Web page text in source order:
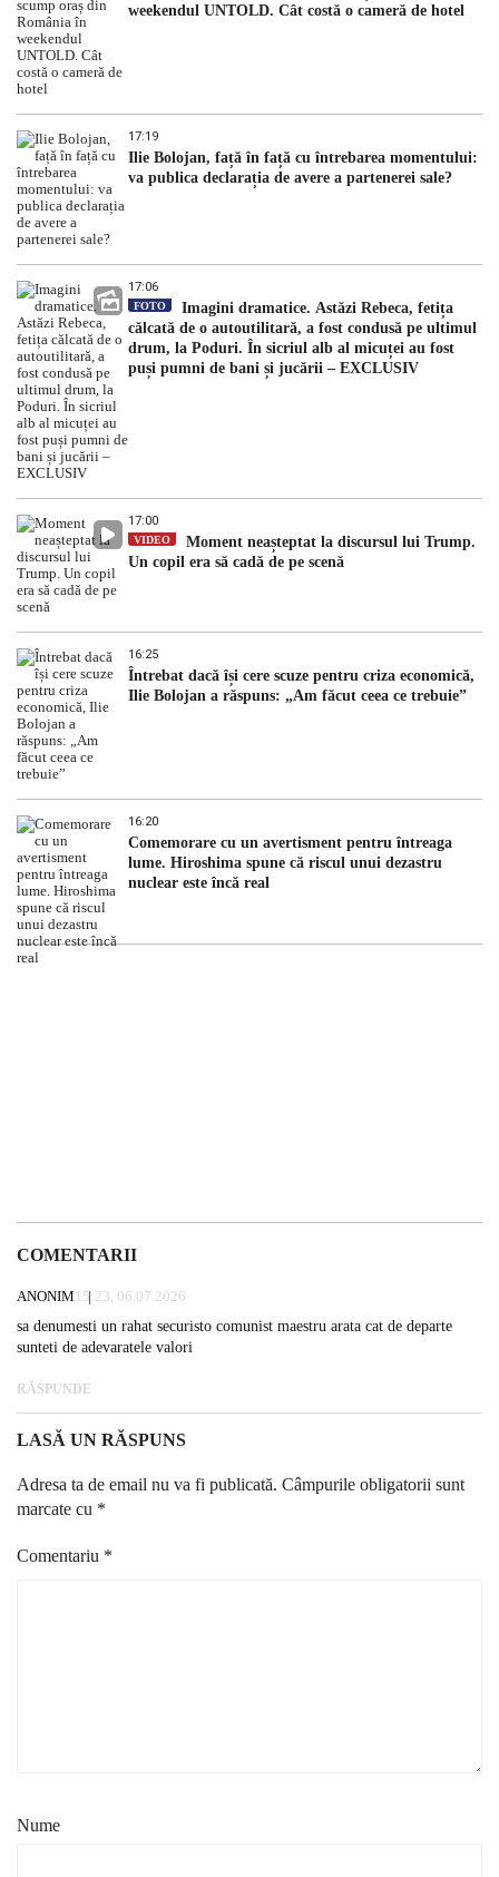
weekendul UNTOLD. Cât costă o cameră de hotel
17:19
Ilie Bolojan, față în față cu întrebarea momentului:
va publica declarația de avere a partenerei sale?
17:06
FOTO
Imagini dramatice. Astăzi Rebeca, fetița
călcată de o autoutilitară, a fost condusă pe ultimul
drum, la Poduri. În sicriul alb al micuței au fost
puși pumni de bani și jucării – EXCLUSIV
17:00
VIDEO
Moment neașteptat la discursul lui Trump.
Un copil era să cadă de pe scenă
16:25
Întrebat dacă își cere scuze pentru criza economică,
Ilie Bolojan a răspuns: „Am făcut ceea ce trebuie”
16:20
Comemorare cu un avertisment pentru întreaga
lume. Hiroshima spune că riscul unui dezastru
nuclear este încă real
COMENTARII
ANONIM 15:23, 06.07.2026
sa denumesti un rahat securisto comunist maestru arata cat de departe
sunteti de adevaratele valori
RĂSPUNDE
LASĂ UN RĂSPUNS
Adresa ta de email nu va fi publicată. Câmpurile obligatorii sunt
marcate cu *
Comentariu *
Nume